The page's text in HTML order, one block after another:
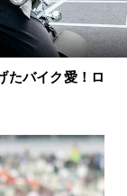
たバイク愛！ロ